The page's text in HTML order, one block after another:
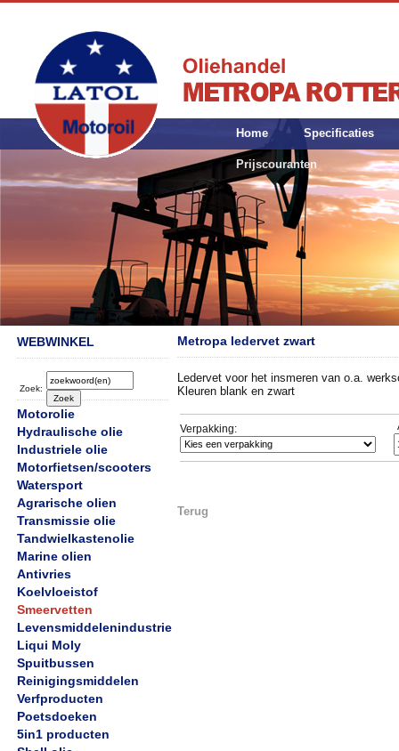
Home Specificaties
Prijscouranten
WEBWINKEL
Zoek:
Motorolie
Hydraulische olie
Industriele olie
Motorfietsen/scooters
Watersport
Agrarische olien
Transmissie olie
Tandwielkastenolie
Marine olien
Antivries
Koelvloeistof
Smeervetten
Levensmiddelenindustrie
Liqui Moly
Spuitbussen
Reinigingsmiddelen
Verfproducten
Poetsdoeken
5in1 producten
Metropa ledervet zwart
Ledervet voor het insmeren van o.a.
Kleuren blank en zwart
Verpakking:
Terug